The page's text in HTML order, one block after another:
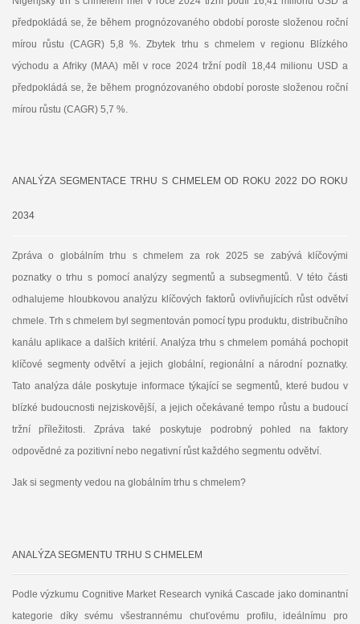
předpokládá se, že během prognózovaného období poroste složenou roční
mírou růstu (CAGR) 5,8 %. Zbytek trhu s chmelem v regionu Blízkého
východu a Afriky (MAA) měl v roce 2024 tržní podíl 18,44 milionu USD a
předpokládá se, že během prognózovaného období poroste složenou roční
mírou růstu (CAGR) 5,7 %.
ANALÝZA SEGMENTACE TRHU S CHMELEM OD ROKU 2022 DO ROKU
2034
Zpráva o globálním trhu s chmelem za rok 2025 se zabývá klíčovými
poznatky o trhu s pomocí analýzy segmentů a subsegmentů. V této části
odhalujeme hloubkovou analýzu klíčových faktorů ovlivňujících růst odvětví
chmele. Trh s chmelem byl segmentován pomocí typu produktu, distribučního
kanálu aplikace a dalších kritérií. Analýza trhu s chmelem pomáhá pochopit
klíčové segmenty odvětví a jejich globální, regionální a národní poznatky.
Tato analýza dále poskytuje informace týkající se segmentů, které budou v
blízké budoucnosti nejziskovější, a jejich očekávané tempo růstu a budoucí
tržní příležitosti. Zpráva také poskytuje podrobný pohled na faktory
odpovědné za pozitivní nebo negativní růst každého segmentu odvětví.
Jak si segmenty vedou na globálním trhu s chmelem?
ANALÝZA SEGMENTU TRHU S CHMELEM
Podle výzkumu Cognitive Market Research vyniká Cascade jako dominantní
kategorie díky svému všestrannému chuťovému profilu, ideálnímu pro